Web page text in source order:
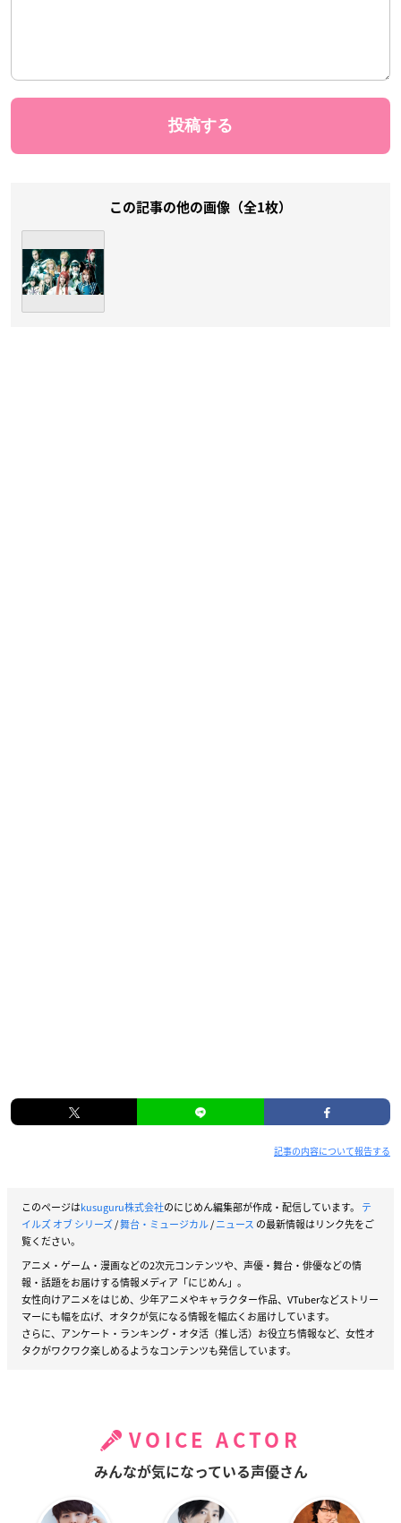
この記事の他の画像（全1枚）
記事の内容について報告する
このページはkusuguru株式会社のにじめん編集部が作成・配信しています。 テ
イルズ オブ シリーズ/舞台・ミュージカル/ニュース の最新情報はリンク先をご
覧ください。
アニメ・ゲーム・漫画などの2次元コンテンツや、声優・舞台・俳優などの情
報・話題をお届けする情報メディア「にじめん」。
女性向けアニメをはじめ、少年アニメやキャラクター作品、VTuberなどストリー
マーにも幅を広げ、オタクが気になる情報を幅広くお届けしています。
さらに、アンケート・ランキング・オタ活（推し活）お役立ち情報など、女性オ
タクがワクワク楽しめるようなコンテンツも発信しています。
VOICE ACTOR
みんなが気になっている声優さん